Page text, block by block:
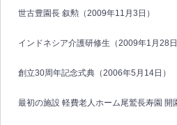
世古豊園長 叙勲（2009年11月3日）
インドネシア介護研修生（2009年1月28日
創立30周年記念式典（2006年5月14日）
最初の施設 軽費老人ホーム尾鷲長寿園 開